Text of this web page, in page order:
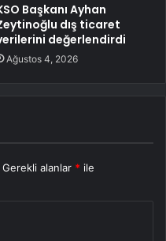
Başkanı Ayhan
dış ticaret
değerlendirdi
Ağustos 4, 2026
Gerekli alanlar * ile